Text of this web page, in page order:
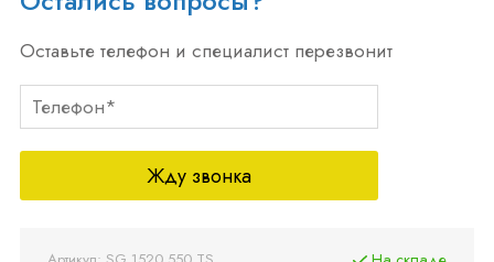
Оставьте телефон и специалист перезвонит
Жду звонка